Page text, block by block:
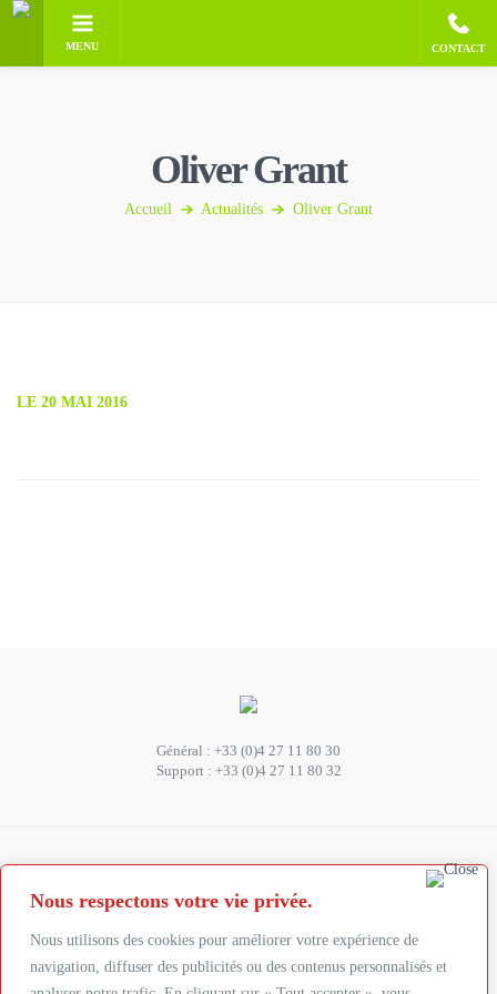
Nous respectons votre vie privée.
Nous utilisons des cookies pour améliorer votre expérience de
navigation, diffuser des publicités ou des contenus personnalisés et
MENU CONTACT
Oliver Grant
Accueil Actualités Oliver Grant
LE 20 MAI 2016
Général : +33 (0)4 27 11 80 30
Support : +33 (0)4 27 11 80 32
Abonnez-vous à la newsletter